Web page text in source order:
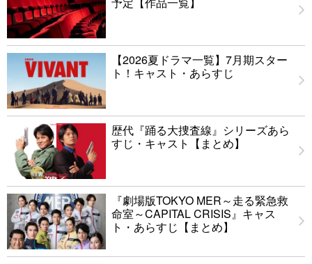
【2026夏ドラマ一覧】7月期スター
ト！キャスト・あらすじ
歴代『踊る大捜査線』シリーズあら
すじ・キャスト【まとめ】
『劇場版TOKYO MER～走る緊急救
命室～CAPITAL CRISIS』キャス
ト・あらすじ【まとめ】